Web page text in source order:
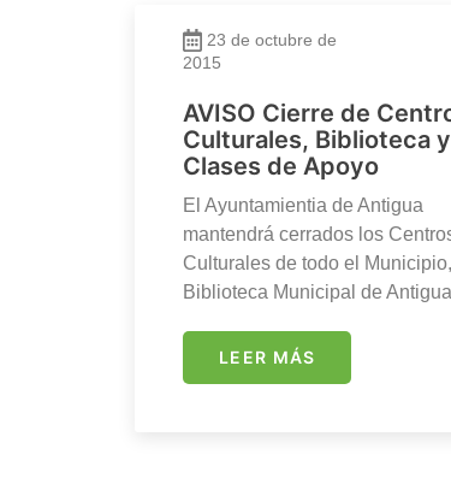
23 de octubre de
2015
AVISO Cierre de
Culturales, Biblioteca y
Clases de Apoyo
El Ayuntamientia de Antigua
mantendrá cerrados los
Culturales de todo el
Biblioteca Municipal de
LEER MÁS